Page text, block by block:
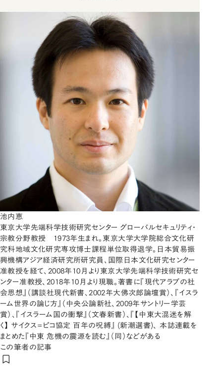
池内恵
東京大学先端科学技術研究センター グローバルセキュリティ・
宗教分野教授 1973年生まれ。東京大学大学院総合文化研
究科地域文化研究専攻博士課程単位取得退学。日本貿易振
興機構アジア経済研究所研究員、国際日本文化研究センター
准教授を経て、2008年10月より東京大学先端科学技術研究セ
ンター准教授、2018年10月より現職。著書に『現代アラブの社
会思想』（講談社現代新書、2002年大佛次郎論壇賞）、『イスラ
ーム世界の論じ方』（中央公論新社、2009年サントリー学芸
賞）、『イスラーム国の衝撃』（文春新書）、『【中東大混迷を解
く】 サイクス=ピコ協定 百年の呪縛』 (新潮選書)、 本誌連載を
まとめた『中東 危機の震源を読む』（同）などがある
この筆者の記事